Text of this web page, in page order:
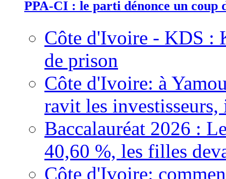
PPA-CI : le parti dénonce un coup
Côte d'Ivoire - KDS :
de prison
Côte d'Ivoire: à
ravit les
Baccalauréat 2026 :
40,60 %, les filles
Côte d'Ivoire: